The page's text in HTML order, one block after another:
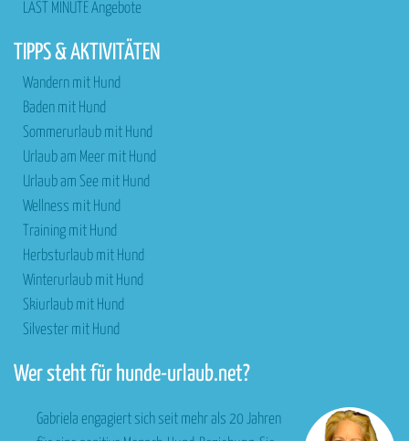
LAST MINUTE Angebote
TIPPS & AKTIVITÄTEN
Wandern mit Hund
Baden mit Hund
Sommerurlaub mit Hund
Urlaub am Meer mit Hund
Urlaub am See mit Hund
Wellness mit Hund
Training mit Hund
Herbsturlaub mit Hund
Winterurlaub mit Hund
Skiurlaub mit Hund
Silvester mit Hund
Wer steht für hunde-urlaub.net?
Gabriela engagiert sich seit mehr als 20 Jahren